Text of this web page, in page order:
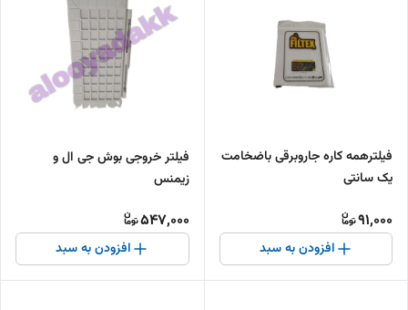
فیلترهمه کاره جاروبرقی باضخامت
یک سانتی
91,000
افزودن به سبد
فیلتر خروجی بوش جی ال و
زیمنس
547,000
افزودن به سبد